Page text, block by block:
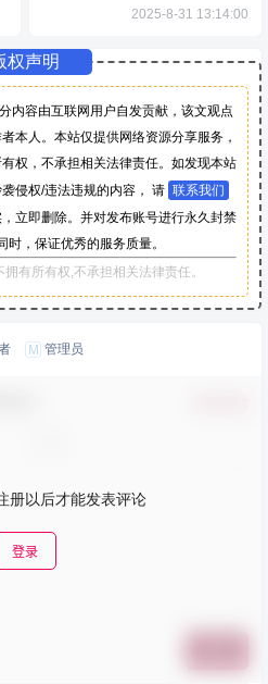
2025-8-31 13:14:00
权声明
内容由互联网用户自发贡献，该文观点
本人。本站仅提供网络资源分享服务，
权，不承担相关法律责任。如发现本站
侵权/违法违规的内容， 请 联系我们
立即删除。并对发布账号进行永久封禁
，保证优秀的服务质量。
有所有权,不承担相关法律责任。
M 管理员
册以后才能发表评论
登录